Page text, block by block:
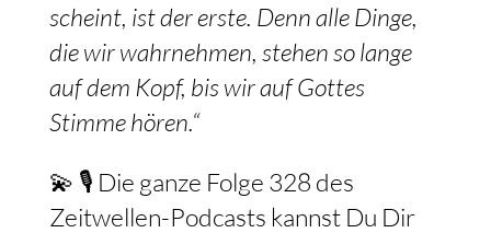
scheint, ist der erste. Denn alle Dinge,
die wir wahrnehmen, stehen so lange
auf dem Kopf, bis wir auf Gottes
Stimme hören.“
💫 🎙️ Die ganze Folge 328 des
Zeitwellen-Podcasts kannst Du Dir